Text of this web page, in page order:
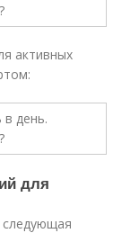
активных
для